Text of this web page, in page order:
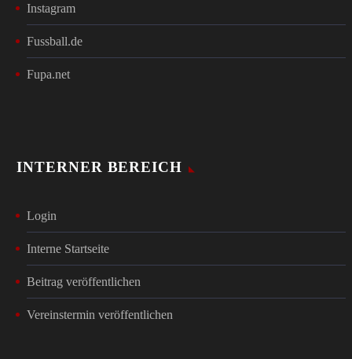
Instagram
Fussball.de
Fupa.net
INTERNER BEREICH
Login
Interne Startseite
Beitrag veröffentlichen
Vereinstermin veröffentlichen